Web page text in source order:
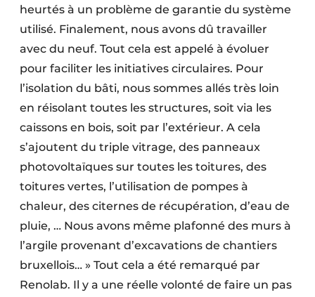
heurtés à un problème de garantie du système
utilisé. Finalement, nous avons dû travailler
avec du neuf. Tout cela est appelé à évoluer
pour faciliter les initiatives circulaires. Pour
l’isolation du bâti, nous sommes allés très loin
en réisolant toutes les structures, soit via les
caissons en bois, soit par l’extérieur. A cela
s’ajoutent du triple vitrage, des panneaux
photovoltaïques sur toutes les toitures, des
toitures vertes, l’utilisation de pompes à
chaleur, des citernes de récupération, d’eau de
pluie, … Nous avons même plafonné des murs à
l’argile provenant d’excavations de chantiers
bruxellois… » Tout cela a été remarqué par
Renolab. Il y a une réelle volonté de faire un pas